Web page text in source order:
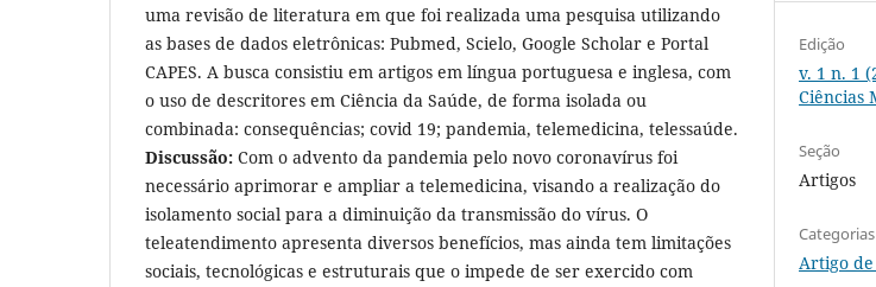
uma revisão de literatura em que foi realizada uma pesquisa utilizando
as bases de dados eletrônicas: Pubmed, Scielo, Google Scholar e Portal
CAPES. A busca consistiu em artigos em língua portuguesa e inglesa, com
o uso de descritores em Ciência da Saúde, de forma isolada ou
combinada: consequências; covid 19; pandemia, telemedicina, telessaúde.
Discussão: Com o advento da pandemia pelo novo coronavírus foi
necessário aprimorar e ampliar a telemedicina, visando a realização do
isolamento social para a diminuição da transmissão do vírus. O
teleatendimento apresenta diversos benefícios, mas ainda tem limitações
sociais, tecnológicas e estruturais que o impede de ser exercido com
Edição
v. 1 n. 1
Ciências
Seção
Artigos
Categorias
Artigo de